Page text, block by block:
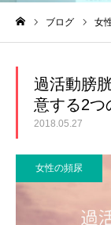
ブログ 女
過活動膀
意する2つ
2018.05.27
女性の頻尿